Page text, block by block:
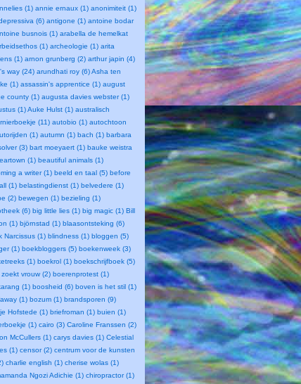
(1) annie ernaux (1) anonimiteit (1)
(6) antigone (1) antoine bodar
busnois (1) arabella de hemelkat
(1) archeologie (1) arita
(1) arnon grunberg (2) arthur japin (4)
way (24) arundhati roy (6)Asha ten
(1) assassin's apprentice (1) august
county (1) augusta davies webster (1)
(1)Auke Hulst (1) australisch
(11) autobio (1) autochtoon
(1) autumn (1) bach (1) barbara
(3) bart moeyaert (1) bauke weistra
(1) beautiful animals (1)
a writer (1) beeld en taal (5) before
(1) belastingdienst (1) belvedere (1)
(2) bewegen (1) bezieling (1)
(6) big little lies (1) big magic (1) Bill
(1) björnstad (1) blaasontsteking (6)
Narcissus (1) blindness (1) bloggen (5)
(1) boekbloggers (5) boekenweek (3)
(1) boekrol (1) boekschrijfboek (5)
vrouw (2) boerenprotest (1)
(1) boosheid (6) boven is het stil (1)
(1) bozum (1) brandsporen (9)
Hofstede (1) briefroman (1) buien (1)
(1) cairo (3) Caroline Franssen (2)
McCullers (1) carys davies (1) Celestial
(1) censor (2) centrum voor de kunsten
charlie english (1) cherise wolas (1)
Ngozi Adichie (1) chiropractor (1)